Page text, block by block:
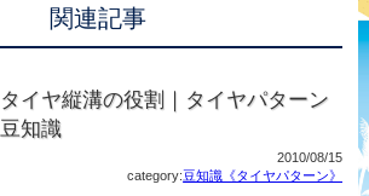
関連記事
タイヤ縦溝の役割｜タイヤパターン
豆知識
2010/08/15
category:豆知識《タイヤパターン》